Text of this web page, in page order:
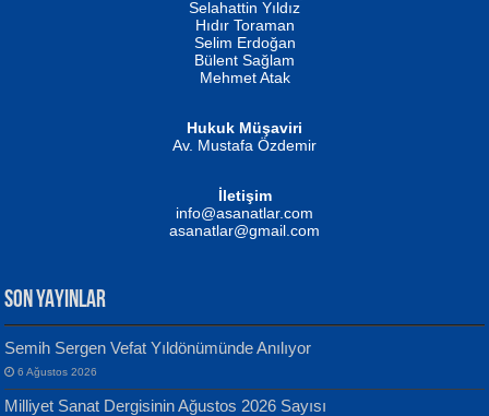
MUSTAFA KELOĞLU
Yılmaz Ekinci
Geceye Söylenen...
Selahattin Yıldız
Hıdır Toraman
Selim Erdoğan
Bülent Sağlam
Mehmet Atak
Hukuk Müşaviri
Av. Mustafa Özdemir
İletişim
info@asanatlar.com
asanatlar@gmail.com
SON YAYINLAR
Semih Sergen Vefat Yıldönümünde Anılıyor
6 Ağustos 2026
Milliyet Sanat Dergisinin Ağustos 2026 Sayısı